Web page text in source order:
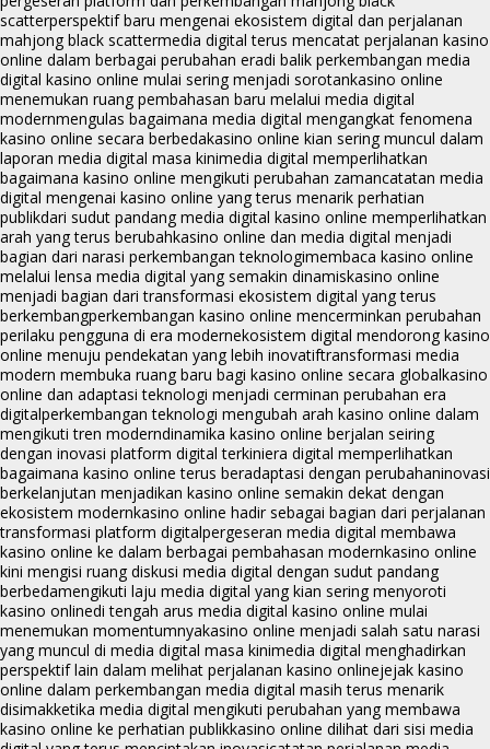
scatterperspektif baru mengenai ekosistem digital dan perjalanan
mahjong black scattermedia digital terus mencatat perjalanan kasino
online dalam berbagai perubahan eradi balik perkembangan media
digital kasino online mulai sering menjadi sorotankasino online
menemukan ruang pembahasan baru melalui media digital
modernmengulas bagaimana media digital mengangkat fenomena
kasino online secara berbedakasino online kian sering muncul dalam
laporan media digital masa kinimedia digital memperlihatkan
bagaimana kasino online mengikuti perubahan zamancatatan media
digital mengenai kasino online yang terus menarik perhatian
publikdari sudut pandang media digital kasino online memperlihatkan
arah yang terus berubahkasino online dan media digital menjadi
bagian dari narasi perkembangan teknologimembaca kasino online
melalui lensa media digital yang semakin dinamiskasino online
menjadi bagian dari transformasi ekosistem digital yang terus
berkembangperkembangan kasino online mencerminkan perubahan
perilaku pengguna di era modernekosistem digital mendorong kasino
online menuju pendekatan yang lebih inovatiftransformasi media
modern membuka ruang baru bagi kasino online secara globalkasino
online dan adaptasi teknologi menjadi cerminan perubahan era
digitalperkembangan teknologi mengubah arah kasino online dalam
mengikuti tren moderndinamika kasino online berjalan seiring
dengan inovasi platform digital terkiniera digital memperlihatkan
bagaimana kasino online terus beradaptasi dengan perubahaninovasi
berkelanjutan menjadikan kasino online semakin dekat dengan
ekosistem modernkasino online hadir sebagai bagian dari perjalanan
transformasi platform digitalpergeseran media digital membawa
kasino online ke dalam berbagai pembahasan modernkasino online
kini mengisi ruang diskusi media digital dengan sudut pandang
berbedamengikuti laju media digital yang kian sering menyoroti
kasino onlinedi tengah arus media digital kasino online mulai
menemukan momentumnyakasino online menjadi salah satu narasi
yang muncul di media digital masa kinimedia digital menghadirkan
perspektif lain dalam melihat perjalanan kasino onlinejejak kasino
online dalam perkembangan media digital masih terus menarik
disimakketika media digital mengikuti perubahan yang membawa
kasino online ke perhatian publikkasino online dilihat dari sisi media